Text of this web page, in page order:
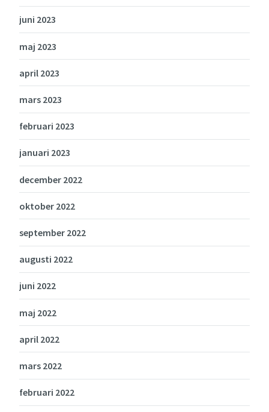
juni 2023
maj 2023
april 2023
mars 2023
februari 2023
januari 2023
december 2022
oktober 2022
september 2022
augusti 2022
juni 2022
maj 2022
april 2022
mars 2022
februari 2022